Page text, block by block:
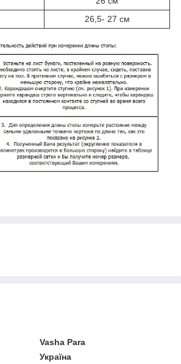
26,5- 27 см
Vasha Para
Україна